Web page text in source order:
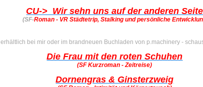
CU-> Wir sehn uns auf der anderen Seite
(SF-Roman - VR Städtetrip, Stalking und persönliche
erhältlich bei mir oder im brandneuen Buchladen von p.machinery -
Die Frau mit den roten Schuhen
(SF Kurzroman - Zeitreise)
Dornengras & Ginsterzweig